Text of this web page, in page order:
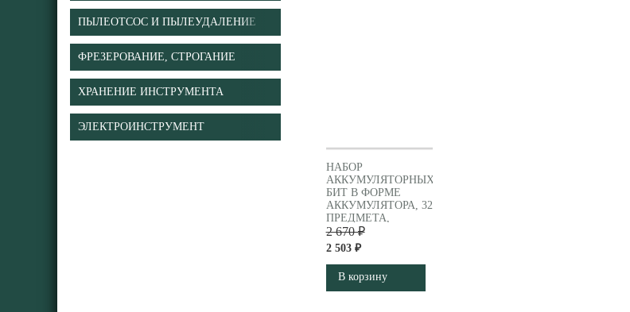
ПЫЛЕОТСОС И ПЫЛЕУДАЛЕНИЕ
ФРЕЗЕРОВАНИЕ, СТРОГАНИЕ
ХРАНЕНИЕ ИНСТРУМЕНТА
ЭЛЕКТРОИНСТРУМЕНТ
НАБОР
АККУМУЛЯТОРНЫХ
БИТ В ФОРМЕ
АККУМУЛЯТОРА, 32
ПРЕДМЕТА,
METABO
(626696000)
2 670 ₽
2 503 ₽
В корзину